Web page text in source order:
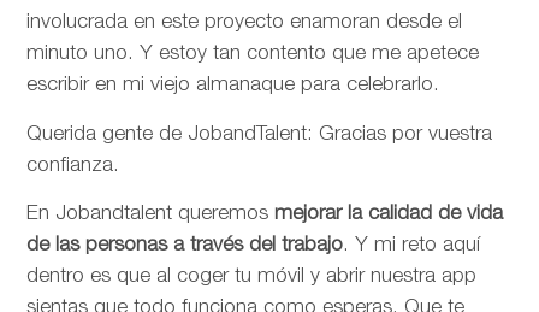
involucrada en este proyecto enamoran desde el
minuto uno. Y estoy tan contento que me apetece
escribir en mi viejo almanaque para celebrarlo.
Querida gente de JobandTalent: Gracias por vuestra
confianza.
En Jobandtalent queremos mejorar la calidad de vida
de las personas a través del trabajo. Y mi reto aquí
dentro es que al coger tu móvil y abrir nuestra app